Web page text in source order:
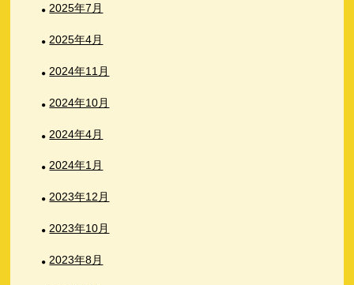
2025年7月
2025年4月
2024年11月
2024年10月
2024年4月
2024年1月
2023年12月
2023年10月
2023年8月